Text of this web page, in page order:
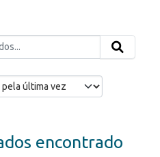
encontrado